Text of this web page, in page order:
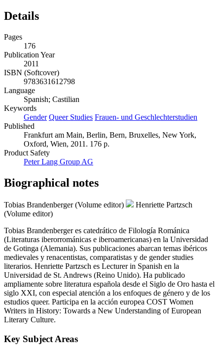
Details
Pages
176
Publication Year
2011
ISBN (Softcover)
9783631612798
Language
Spanish; Castilian
Keywords
Gender Queer Studies Frauen- und Geschlechterstudien
Published
Frankfurt am Main, Berlin, Bern, Bruxelles, New York,
Oxford, Wien, 2011. 176 p.
Product Safety
Peter Lang Group AG
Biographical notes
Tobias Brandenberger (Volume editor)
Henriette Partzsch
(Volume editor)
Tobias Brandenberger es catedrático de Filología Románica
(Literaturas iberorrománicas e iberoamericanas) en la Universidad
de Gotinga (Alemania). Sus publicaciones abarcan temas ibéricos
medievales y renacentistas, comparatistas y de gender studies
literarios. Henriette Partzsch es Lecturer in Spanish en la
Universidad de St. Andrews (Reino Unido). Ha publicado
ampliamente sobre literatura española desde el Siglo de Oro hasta el
siglo XXI, con especial atención a los enfoques de género y de los
estudios queer. Participa en la acción europea COST Women
Writers in History: Towards a New Understanding of European
Literary Culture.
Key Subject Areas